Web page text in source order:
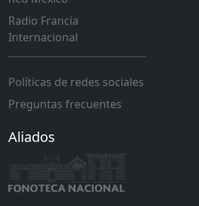
Radio Francia
Internacional
Políticas de redes sociales
Preguntas frecuentes
Aliados